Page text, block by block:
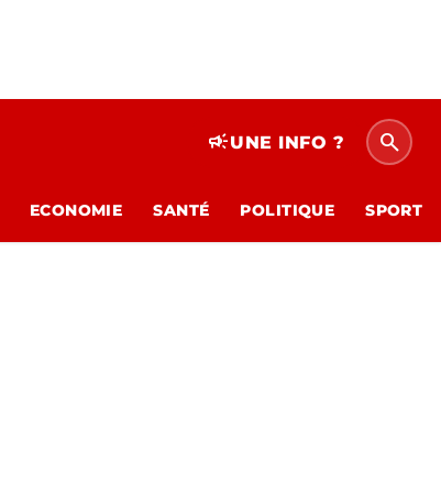
campaignUNE INFO ? search
ECONOMIE SANTÉ POLITIQUE SPORT